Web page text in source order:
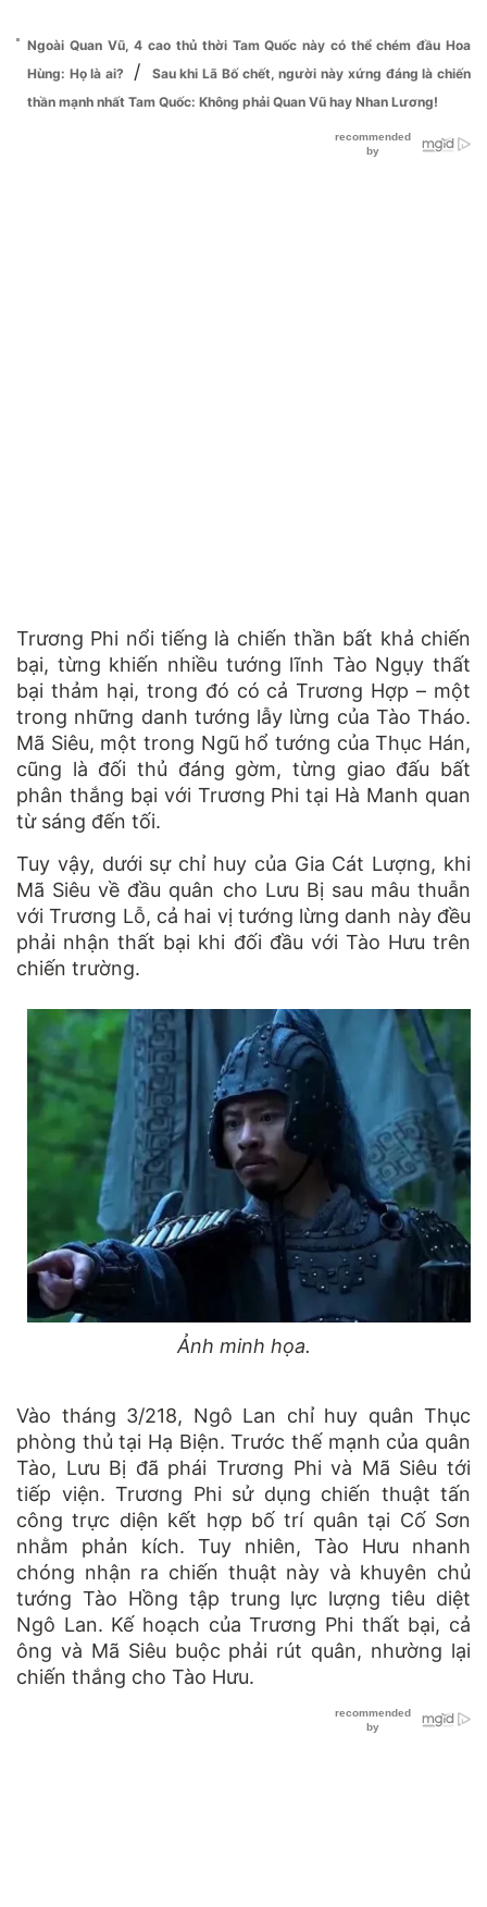
Ngoài Quan Vũ, 4 cao thủ thời Tam Quốc này có thể chém đầu Hoa
Hùng: Họ là ai?
/
Sau khi Lã Bố chết, người này xứng đáng là chiến
thần mạnh nhất Tam Quốc: Không phải Quan Vũ hay Nhan Lương!
Trương Phi nổi tiếng là chiến thần bất khả chiến
bại, từng khiến nhiều tướng lĩnh Tào Ngụy thất
bại thảm hại, trong đó có cả Trương Hợp – một
trong những danh tướng lẫy lừng của Tào Tháo.
Mã Siêu, một trong Ngũ hổ tướng của Thục Hán,
cũng là đối thủ đáng gờm, từng giao đấu bất
phân thắng bại với Trương Phi tại Hà Manh quan
từ sáng đến tối.
Tuy vậy, dưới sự chỉ huy của Gia Cát Lượng, khi
Mã Siêu về đầu quân cho Lưu Bị sau mâu thuẫn
với Trương Lỗ, cả hai vị tướng lừng danh này đều
phải nhận thất bại khi đối đầu với Tào Hưu trên
chiến trường.
Ảnh minh họa.
Vào tháng 3/218, Ngô Lan chỉ huy quân Thục
phòng thủ tại Hạ Biện. Trước thế mạnh của quân
Tào, Lưu Bị đã phái Trương Phi và Mã Siêu tới
tiếp viện. Trương Phi sử dụng chiến thuật tấn
công trực diện kết hợp bố trí quân tại Cố Sơn
nhằm phản kích. Tuy nhiên, Tào Hưu nhanh
chóng nhận ra chiến thuật này và khuyên chủ
tướng Tào Hồng tập trung lực lượng tiêu diệt
Ngô Lan. Kế hoạch của Trương Phi thất bại, cả
ông và Mã Siêu buộc phải rút quân, nhường lại
chiến thắng cho Tào Hưu.